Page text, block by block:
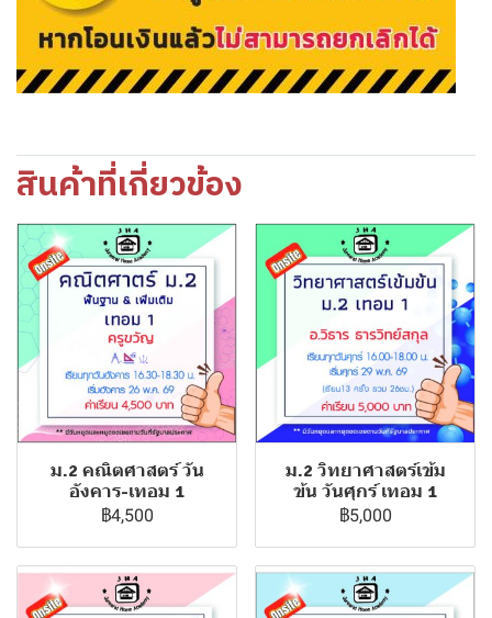
สินค้าที่เกี่ยวข้อง
ม.2 คณิตศาสตร์ วัน
อังคาร-เทอม 1
฿4,500
ม.2 วิทยาศาสตร์เข้ม
ข้น วันศุกร์ เทอม 1
฿5,000